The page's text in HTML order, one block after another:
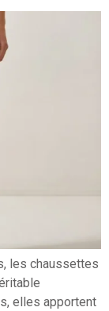
les chaussettes
elles apportent